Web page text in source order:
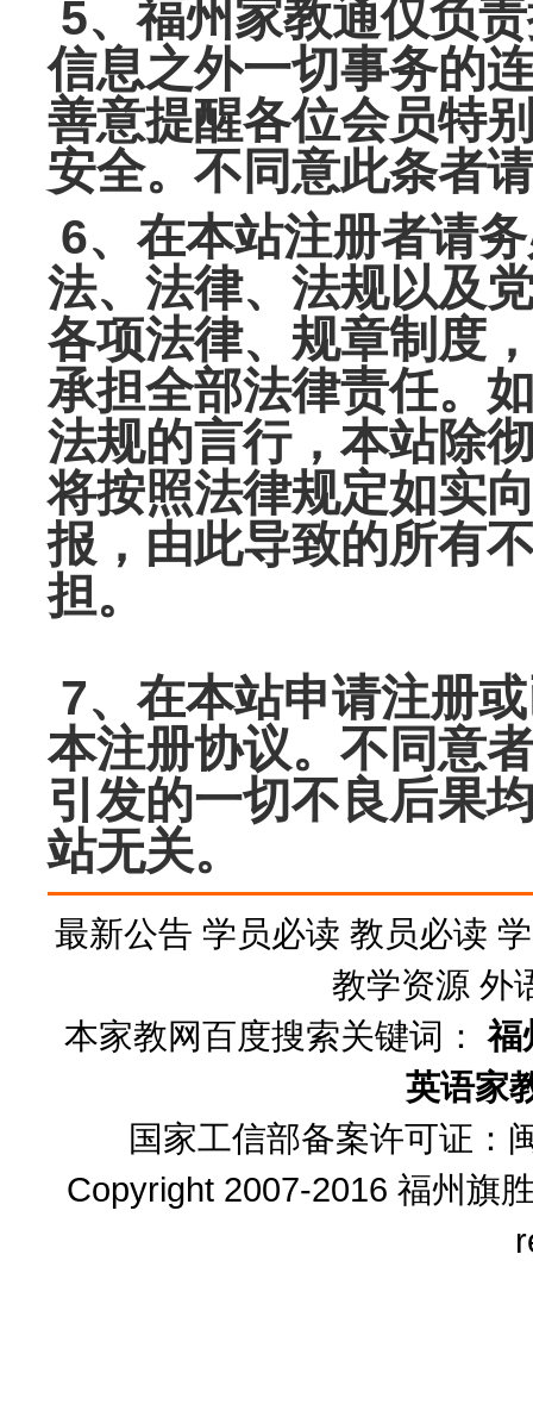
5、福州家教通仅负
信息之外一切事务的
善意提醒各位会员特
安全。不同意此条者
6、在本站注册者请
法、法律、法规以及
各项法律、规章制 度
承担全部法律责任。
法规的言行，本站除
将按照法律规定如实
报，由此导致的所有
担。
7、在本站申请注册
本注册协议。不同意
引发的一切不良后果
站无关。
最新公告 学员必读 教员必读
教学资源 外
本家教网百度搜索关键词：福
英语家
国家工信部备案许可证：
Copyright 2007-2016 福州旗